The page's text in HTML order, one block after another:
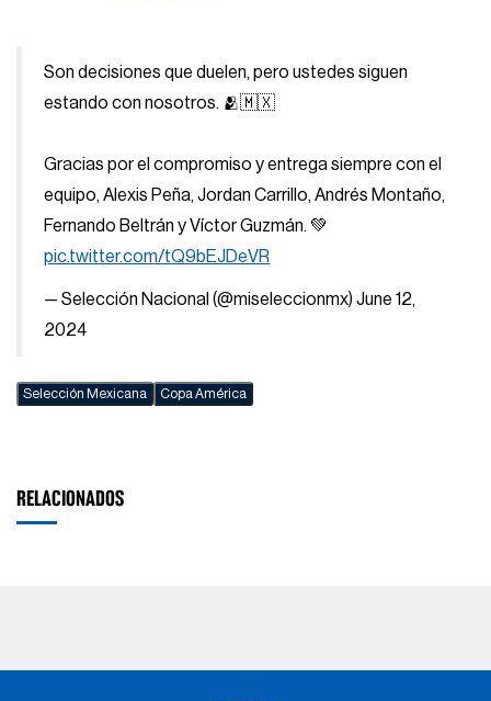
Son decisiones que duelen, pero ustedes siguen
estando con nosotros. 🫂🇲🇽
Gracias por el compromiso y entrega siempre con el
equipo, Alexis Peña, Jordan Carrillo, Andrés Montaño,
Fernando Beltrán y Víctor Guzmán. 💚
pic.twitter.com/tQ9bEJDeVR
— Selección Nacional (@miseleccionmx)June 12,
2024
Selección Mexicana Copa América
RELACIONADOS